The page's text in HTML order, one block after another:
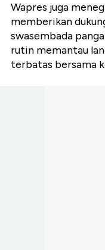
Wapres juga
memberikan
swasembada
rutin memantau
terbatas bersama